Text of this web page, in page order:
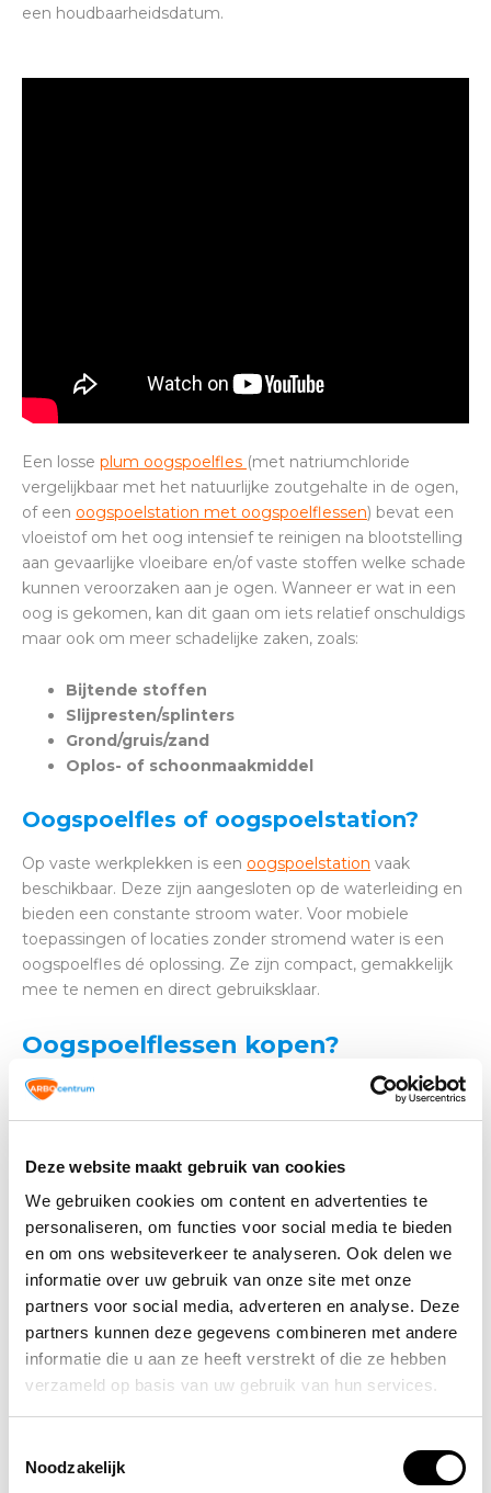
Deze website maakt gebruik van cookies
We gebruiken cookies om content en advertenties te
personaliseren, om functies voor social media te bieden
en om ons websiteverkeer te analyseren. Ook delen we
informatie over uw gebruik van onze site met onze
partners voor social media, adverteren en analyse. Deze
partners kunnen deze gegevens combineren met andere
informatie die u aan ze heeft verstrekt of die ze hebben
verzameld op basis van uw gebruik van hun services.
Noodzakelijk
een houdbaarheidsdatum.
Een losse plum oogspoelfles (met natriumchloride
vergelijkbaar met het natuurlijke zoutgehalte in de ogen,
of een oogspoelstation met oogspoelflessen) bevat een
vloeistof om het oog intensief te reinigen na blootstelling
aan gevaarlijke vloeibare en/of vaste stoffen welke schade
kunnen veroorzaken aan je ogen. Wanneer er wat in een
oog is gekomen, kan dit gaan om iets relatief onschuldigs
maar ook om meer schadelijke zaken, zoals:
Bijtende stoffen
Slijpresten/splinters
Grond/gruis/zand
Oplos- of schoonmaakmiddel
Oogspoelfles of oogspoelstation?
Op vaste werkplekken is een oogspoelstation vaak
beschikbaar. Deze zijn aangesloten op de waterleiding en
bieden een constante stroom water. Voor mobiele
toepassingen of locaties zonder stromend water is een
oogspoelfles dé oplossing. Ze zijn compact, gemakkelijk
mee te nemen en direct gebruiksklaar.
Oogspoelflessen kopen?
BijARBO winkel
vind je een breed assortiment
oogspoelflessen van hoge kwaliteit, geschikt voor diverse
laboratoria. Bestel eenvoudig online of bezoek onze
fysieke winkel in Ede.
Veelgestelde vragen over
oogspoelflessen
Hoe gebruik je een oogspoelfles correct?
Hoe lang moet je een oog spoelen?
Wat is het verschil tussen een oogspoelfles
en een oogdouche?
Veiligheid begint bij voorbereiding
. Zorg dat er altijd